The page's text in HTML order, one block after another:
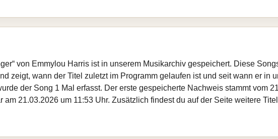
von Emmylou Harris ist in unserem Musikarchiv gespeichert. Diese
zeigt, wann der Titel zuletzt im Programm gelaufen ist und seit wann er in
der Song 1 Mal erfasst. Der erste gespeicherte Nachweis stammt vom
am 21.03.2026 um 11:53 Uhr. Zusätzlich findest du auf der Seite weitere